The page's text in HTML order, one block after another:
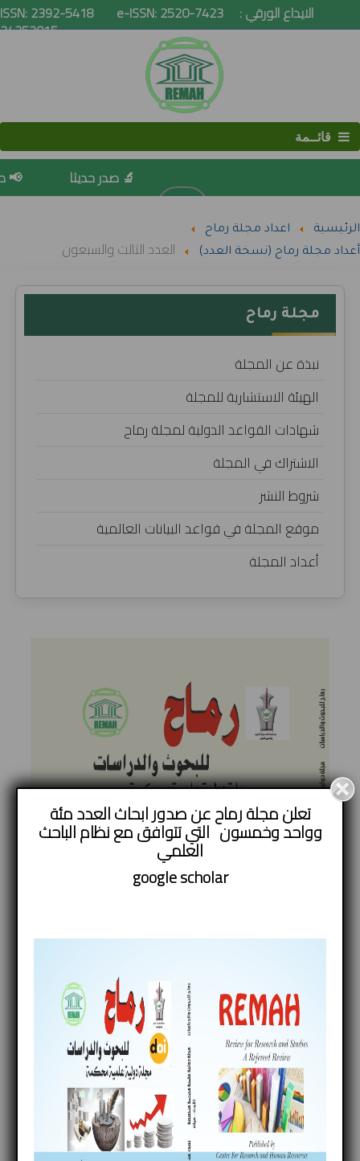
ISSN: 2392-5418 e-ISSN: 2520-7423 الايداع الورقي :
24352015
قائــمة
🔬 صدر حديثا 📢
الرئيسية
اعداد مجلة رماح
أعداد مجلة رماح (نسخة العدد)
العدد الثالث والسبعون
مجلة رماح
نبذة عن المجلة
الهيئة الاستشارية للمجلة
شهادات القواعد الدولية لمجلة رماح
الاشتراك في المجلة
شروط النشر
موقع المجلة في قواعد البيانات العالمية
أعداد المجلة
العدد الثالث والسبعون
Font Size
+
–
تعلن مجلة رماح عن صدور ابحاث العدد مئة
وواحد وخمسون التي تتوافق مع نظام الباحث
العلمي
googlescholar